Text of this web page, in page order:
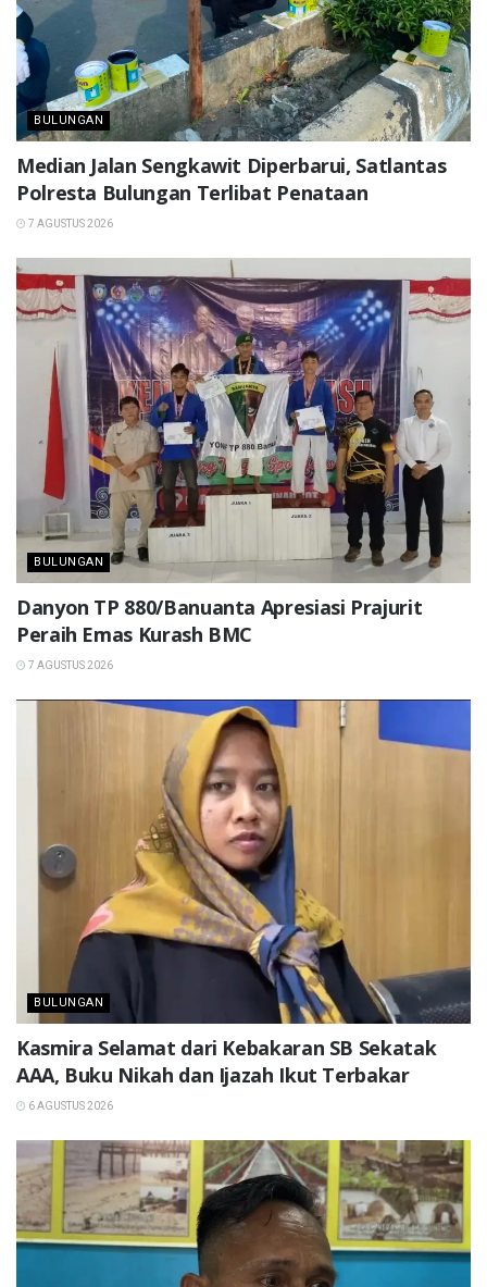
BULUNGAN
Median Jalan Sengkawit Diperbarui, Satlantas
Polresta Bulungan Terlibat Penataan
7 AGUSTUS 2026
BULUNGAN
Danyon TP 880/Banuanta Apresiasi Prajurit
Peraih Emas Kurash BMC
7 AGUSTUS 2026
BULUNGAN
Kasmira Selamat dari Kebakaran SB Sekatak
AAA, Buku Nikah dan Ijazah Ikut Terbakar
6 AGUSTUS 2026